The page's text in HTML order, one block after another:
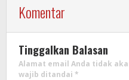
Komentar
Tinggalkan Balasan
Alamat email Anda tidak
wajib ditandai *